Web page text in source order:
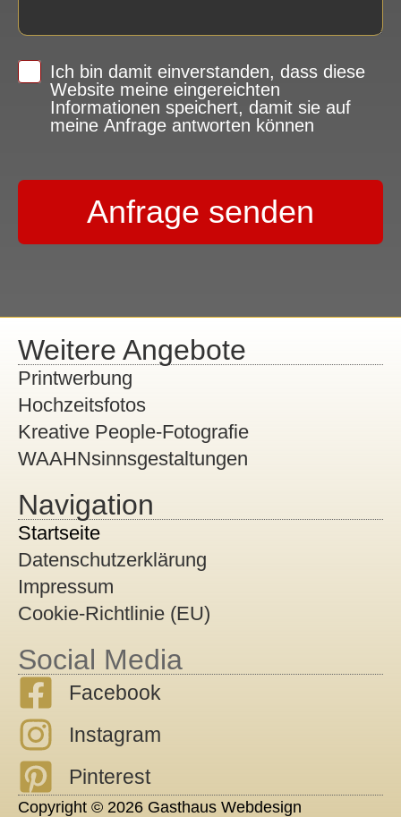
Ich bin damit einverstanden, dass diese
Website meine eingereichten
Informationen speichert, damit sie auf
meine Anfrage antworten können
Anfrage senden
Weitere Angebote
Printwerbung
Hochzeitsfotos
Kreative People-Fotografie
WAAHNsinnsgestaltungen
Navigation
Startseite
Datenschutzerklärung
Impressum
Cookie-Richtlinie (EU)
Social Media
Facebook
Instagram
Pinterest
Copyright © 2026 Gasthaus Webdesign